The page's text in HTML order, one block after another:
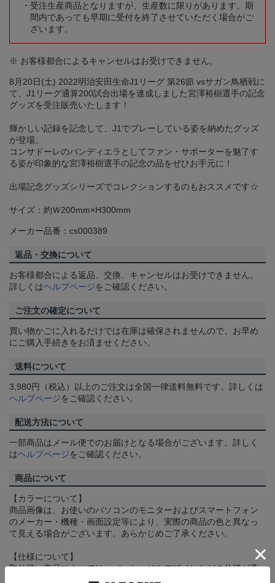
受注生産商品となりますが、生産数に限りがあります。期
間内であっても早期に受付を終了させていただく場合がご
ざいます。
※ お客様都合によるキャンセルはお受けできません。
8月20日(土) 2022明治安田生命J1リーグ 第26節 vsサガン鳥栖戦に
て、J1リーグ通算200試合出場を達成しました宮澤裕樹選手の記念
グッズを受注販売いたします！
輝かしい記録を記念して、J1でプレーしている姿を納めたグッズ
が登場。
コンサドーレのバンディエラとしてファン・サポーターを魅了す
る姿が印象的な宮澤裕樹選手の記念の品をぜひお手元に！
出場記念グッズシリーズでコレクションするのもおススメです☆
サイズ：約Ｗ200mm×H300mm
メーカー品番：cs000389
返品・交換について
お客様都合による返品、交換、キャンセルはお受けできません。
詳しくはヘルプページをご確認ください。
ご注文の確定について
買い物かごに入れるだけでは在庫は確保されませんので、お早め
にご購入手続きをお済ませください。
送料について
3,980円（税込）以上のご注文は全国一律送料無料です。詳しくは
ヘルプページをご確認ください。
配送方法について
一部商品はメール便でのお届けとなる場合がございます。詳しく
はヘルプページをご確認ください。
商品について
【カラーについて】
商品画像は、お使いのパソコンのモニターおよびスマートフォン
のメーカー・機種・画面設定等により、実際の商品の色と異なっ
て見える場合がございます。あらかじめご了承ください。
【仕様について】
取り扱い商品によっては、パッケージやデザインなどの仕様が予
告なく変更になることがございます。